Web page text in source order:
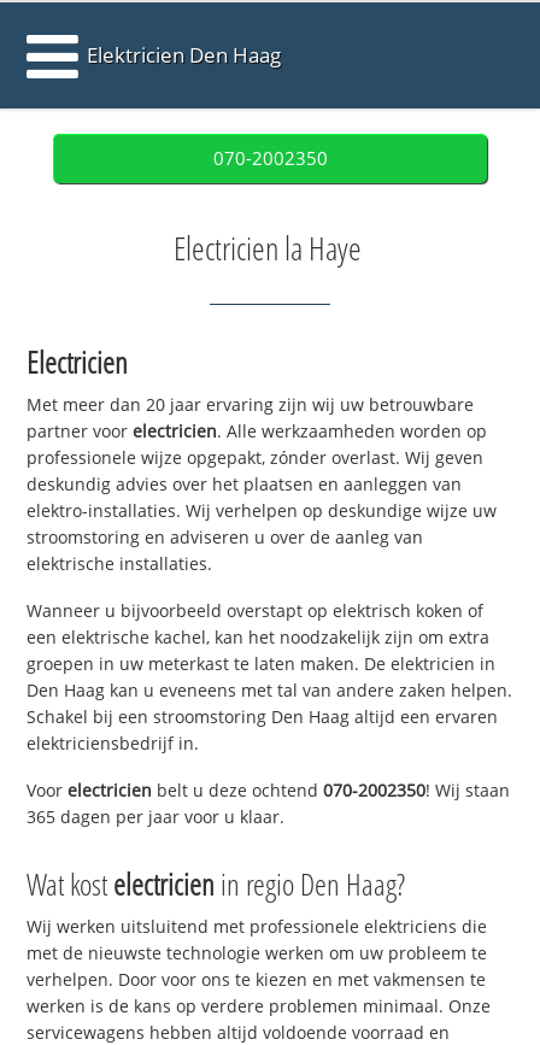
Elektricien Den Haag
070-2002350
Electricien la Haye
Electricien
Met meer dan 20 jaar ervaring zijn wij uw betrouwbare
partner voorelectricien. Alle werkzaamheden worden op
professionele wijze opgepakt, zónder overlast. Wij geven
deskundig advies over het plaatsen en aanleggen van
elektro-installaties. Wij verhelpen op deskundige wijze uw
stroomstoring en adviseren u over de aanleg van
elektrische installaties.
Wanneer u bijvoorbeeld overstapt op elektrisch koken of
een elektrische kachel, kan het noodzakelijk zijn om extra
groepen in uw meterkast te laten maken. De elektricien in
Den Haag kan u eveneens met tal van andere zaken helpen.
Schakel bij een stroomstoring Den Haag altijd een ervaren
elektriciensbedrijf in.
Voorelectricien belt u deze ochtend070-2002350! Wij staan
365 dagen per jaar voor u klaar.
Wat kostelectricien in regio Den Haag?
Wij werken uitsluitend met professionele elektriciens die
met de nieuwste technologie werken om uw probleem te
verhelpen. Door voor ons te kiezen en met vakmensen te
werken is de kans op verdere problemen minimaal. Onze
servicewagens hebben altijd voldoende voorraad en